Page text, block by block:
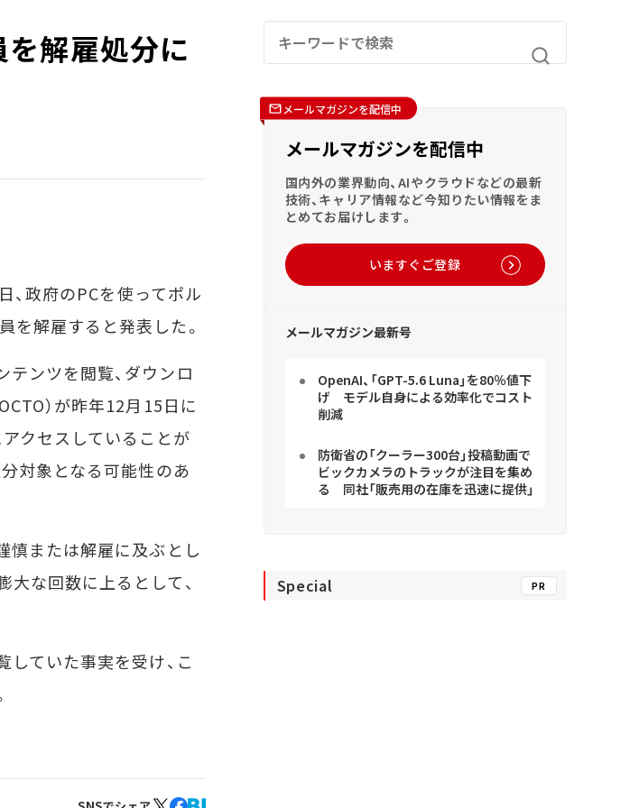
解雇処分に――
、政府のPCを使ってポル
を解雇すると発表した。
ンツを閲覧、ダウンロ
）が昨年12月15日に
クセスしていることが
対象となる可能性のあ
慎または解雇に及ぶとし
な回数に上るとして、
ていた事実を受け、こ
メールマガジンを配信中
メールマガジンを配信中
国内外の業界動向、AIやクラウドなどの最新
技術、キャリア情報など今知りたい情報をま
とめてお届けします。
いますぐご登録
メールマガジン最新号
OpenAI、「GPT-5.6 Luna」を80％値下
げ モデル自身による効率化でコスト
削減
防衛省の「クーラー300台」投稿動画で
ビックカメラのトラックが注目を集め
る 同社「販売用の在庫を迅速に提供」
Special PR